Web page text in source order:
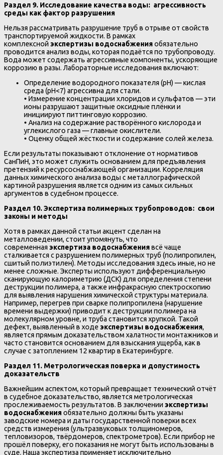
Раздел 9. Исследование качества воды: агрессивность
среды как фактор разрушения
Нельзя рассматривать разрушение труб в отрыве от свойств
транспортируемой жидкости. В рамках
комплексной экспертизы водоснабженияобязательно
проводится анализ воды, которая подаётся по трубопроводу.
Вода может содержать агрессивные компоненты, ускоряющие
коррозию в разы. Лабораторные исследования включают:
Определение водородного показателя (pH) — кислая
среда (pH<7) агрессивна для стали.
• Измерение концентрации хлоридов и сульфатов — эти
ионы разрушают защитные оксидные плёнки и
инициируют питтинговую коррозию.
• Анализ на содержание растворённого кислорода и
углекислого газа — главные окислители.
• Оценку общей жёсткости и содержание солей железа.
Если результаты показывают отклонение от нормативов
СанПиН, это может служить основанием для предъявления
претензий к ресурсоснабжающей организации. Корреляция
данных химического анализа воды с металлографической
картиной разрушения является одним из самых сильных
аргументов в судебном процессе.
Раздел 10. Экспертиза полимерных трубопроводов: свои
законы и методы
Хотя в рамках данной статьи акцент сделан на
металловедении, стоит упомянуть, что
современная экспертиза водоснабжениявсё чаще
сталкивается с разрушением полимерных труб (полипропилен,
сшитый полиэтилен). Методы исследования здесь иные, но не
менее сложные. Эксперты используют дифференциальную
сканирующую калориметрию (ДСК) для определения степени
деструкции полимера, а также инфракрасную спектроскопию
для выявления нарушения химической структуры материала.
Например, перегрев при сварке полипропилена (нарушение
времени выдержки) приводит к деструкции полимера на
молекулярном уровне, и труба становится хрупкой. Такой
дефект, выявленный в ходе экспертизы водоснабжения,
является прямым доказательством халатности монтажников и
часто становится основанием для взыскания ущерба, как в
случае с затоплением 12 квартир в Екатеринбурге.
Раздел 11. Метрологическая поверка и допустимость
доказательств
Важнейшим аспектом, который превращает технический отчёт
в судебное доказательство, является метрологическая
прослеживаемость результатов. В заключении экспертизы
водоснабженияобязательно должны быть указаны
заводские номера и даты государственной поверки всех
средств измерения (ультразвуковых толщиномеров,
тепловизоров, твёрдомеров, спектрометров). Если прибор не
прошёл поверку, его показания не могут быть использованы в
суде. Наша экспертиза применяет исключительно